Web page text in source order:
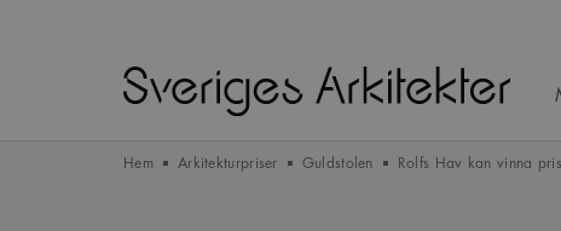
Hem Arkitekturpriser Guldstolen Rolfs Hav kan vinna